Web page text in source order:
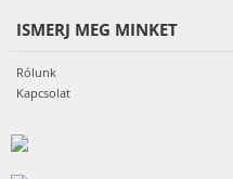
ISMERJ MEG MINKET
Rólunk
Kapcsolat